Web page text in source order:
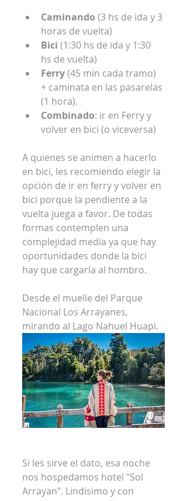
Caminando (3 hs de ida y 3
horas de vuelta)
Bici (1:30 hs de ida y 1:30
hs de vuelta)
Ferry (45 min cada tramo)
+ caminata en las pasarelas
(1 hora).
Combinado: ir en Ferry y
volver en bici (o viceversa)
A quienes se animen a hacerlo
en bici, les recomiendo elegir la
opción de ir en ferry y volver en
bici porque la pendiente a la
vuelta juega a favor. De todas
formas contemplen una
complejidad media ya que hay
oportunidades donde la bici
hay que cargarla al hombro.
Desde el muelle del Parque
Nacional Los Arrayanes,
mirando al Lago Nahuel Huapi.
Si les sirve el dato, esa noche
nos hospedamos hotel "Sol
Arrayan". Lindísimo y con